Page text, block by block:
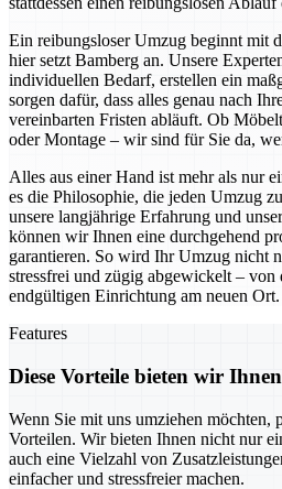
Ein reibungsloser Umzug beginnt mit
hier setzt Bamberg an. Unsere
individuellen Bedarf, erstellen ein
sorgen dafür, dass alles genau nach
vereinbarten Fristen abläuft. Ob
oder Montage – wir sind für Sie da,
Alles aus einer Hand ist mehr als nur
es die Philosophie, die jeden Umzug
unsere langjährige Erfahrung und
können wir Ihnen eine durchgehend
garantieren. So wird Ihr Umzug nicht
stressfrei und zügig abgewickelt – von
endgültigen Einrichtung am neuen Ort.
Features
Diese Vorteile bieten wir Ihnen
Wenn Sie mit uns umziehen möchten,
Vorteilen. Wir bieten Ihnen nicht nur
auch eine Vielzahl von
einfacher und stressfreier machen.